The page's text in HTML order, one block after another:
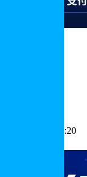
速部署
10:44:20